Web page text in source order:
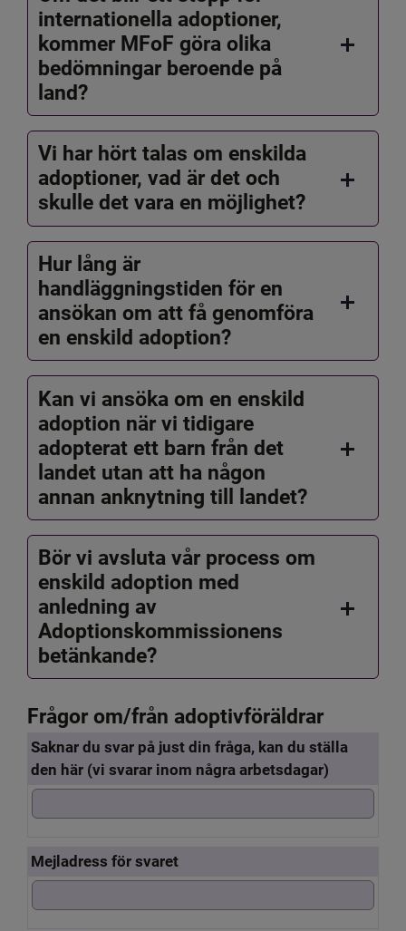
internationella adoptioner,
kommer MFoF göra olika
bedömningar beroende på
land?
Vi har hört talas om enskilda
adoptioner, vad är det och
skulle det vara en möjlighet?
Hur lång är
handläggningstiden för en
ansökan om att få genomföra
en enskild adoption?
Kan vi ansöka om en enskild
adoption när vi tidigare
adopterat ett barn från det
landet utan att ha någon
annan anknytning till landet?
Bör vi avsluta vår process om
enskild adoption med
anledning av
Adoptionskommissionens
betänkande?
Frågor om/från adoptivföräldrar
Saknar du svar på just din fråga, kan du ställa
den här (vi svarar inom några arbetsdagar)
Mejladress för svaret